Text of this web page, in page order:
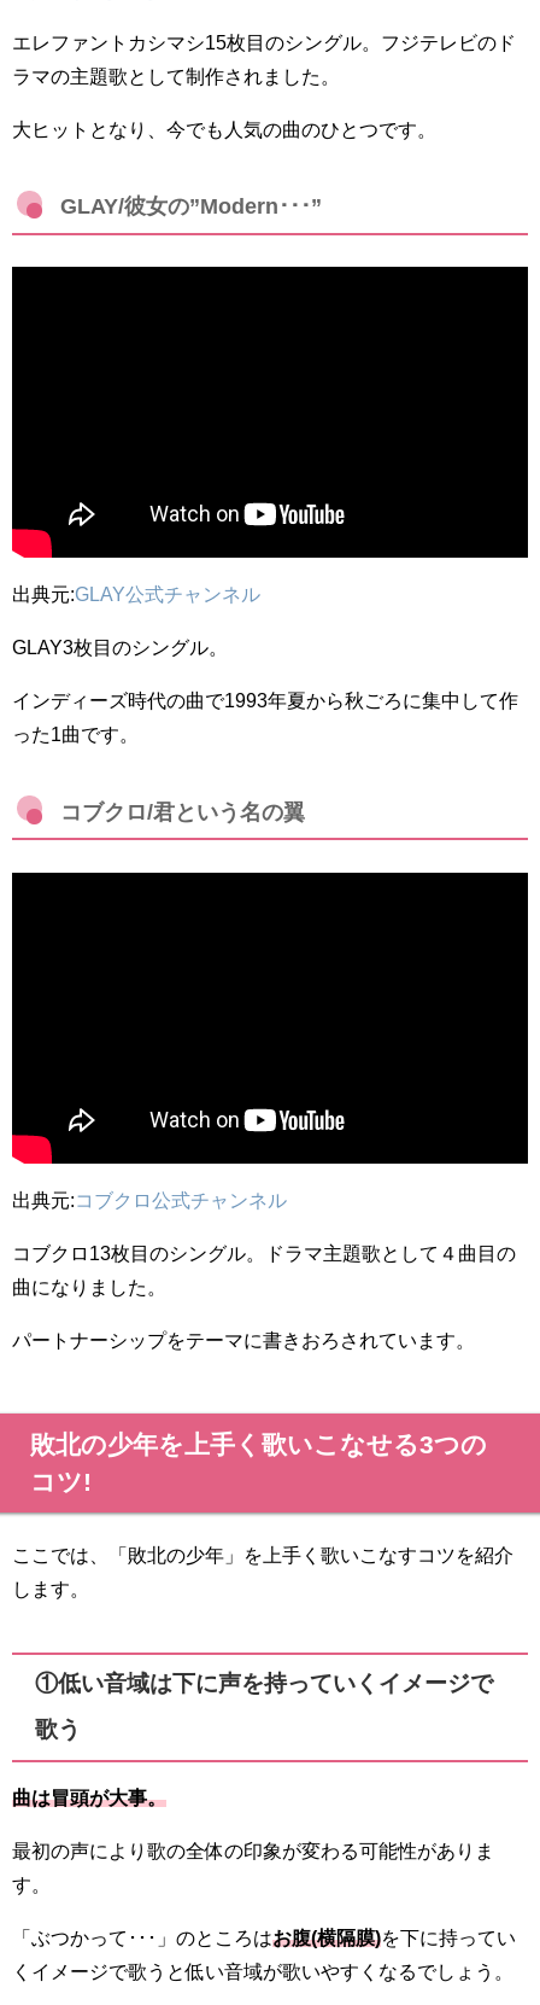
エレファントカシマシ15枚目のシングル。フジテレビのド
ラマの主題歌として制作されました。
大ヒットとなり、今でも人気の曲のひとつです。
GLAY/彼女の”Modern･･･”
出典元:GLAY公式チャンネル
GLAY3枚目のシングル。
インディーズ時代の曲で1993年夏から秋ごろに集中して作
った1曲です。
コブクロ/君という名の翼
出典元:コブクロ公式チャンネル
コブクロ13枚目のシングル。ドラマ主題歌として４曲目の
曲になりました。
パートナーシップをテーマに書きおろされています。
敗北の少年を上手く歌いこなせる3つの
コツ!
ここでは、「敗北の少年」を上手く歌いこなすコツを紹介
します。
①低い音域は下に声を持っていくイメージで
歌う
曲は冒頭が大事。
最初の声により歌の全体の印象が変わる可能性がありま
す。
「ぶつかって･･･」のところはお腹(横隔膜)を下に持ってい
くイメージで歌うと低い音域が歌いやすくなるでしょう。